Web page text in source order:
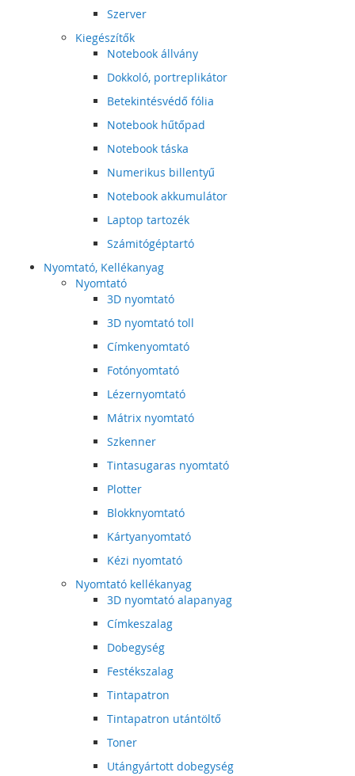
Szerver
Kiegészítők
Notebook állvány
Dokkoló, portreplikátor
Betekintésvédő fólia
Notebook hűtőpad
Notebook táska
Numerikus billentyű
Notebook akkumulátor
Laptop tartozék
Számitógéptartó
Nyomtató, Kellékanyag
Nyomtató
3D nyomtató
3D nyomtató toll
Címkenyomtató
Fotónyomtató
Lézernyomtató
Mátrix nyomtató
Szkenner
Tintasugaras nyomtató
Plotter
Blokknyomtató
Kártyanyomtató
Kézi nyomtató
Nyomtató kellékanyag
3D nyomtató alapanyag
Címkeszalag
Dobegység
Festékszalag
Tintapatron
Tintapatron utántöltő
Toner
Utángyártott dobegység